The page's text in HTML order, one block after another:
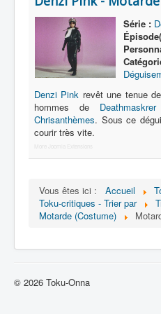
Acteur
Équipe
Personnage
Transformation
Objet
Lieu
Série :
Denzi Pink revêt une tenue
hommes de Deathmaskrer
Chrisanthèmes. Sous ce
courir très vite.
More Joomla Extensions
Vous êtes ici : Accueil
Toku-critiques - Trier par
Motarde (Costume)
© 2026 Toku-Onna